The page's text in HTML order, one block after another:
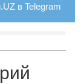
в Telegram